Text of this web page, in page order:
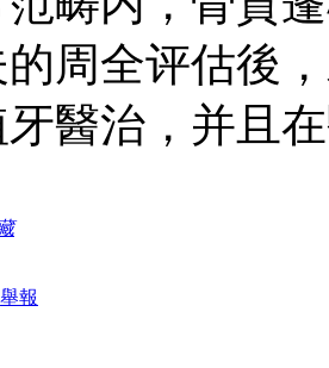
的周全评估後
醫治，并且
舉報